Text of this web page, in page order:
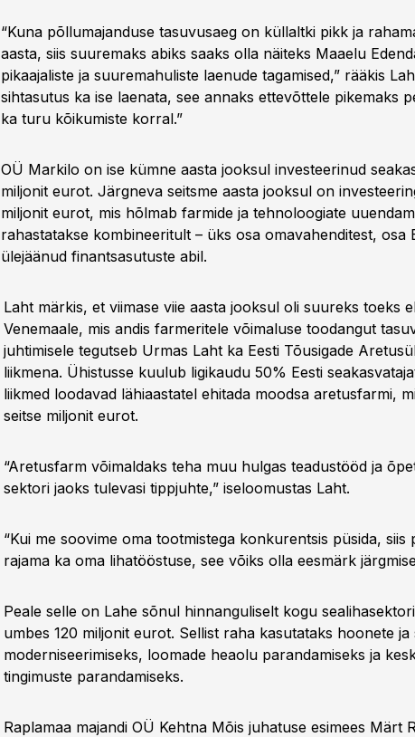
“Kuna põllumajanduse tasuvusaeg on küllaltki pikk ja
aasta, siis suuremaks abiks saaks olla näiteks Maaelu
pikaajaliste ja suuremahuliste laenude tagamised,” rääkis
sihtasutus ka ise laenata, see annaks ettevõttele pikemaks
ka turu kõikumiste korral.”
OÜ Markilo on ise kümne aasta jooksul investeerinud
miljonit ­eurot. Järgneva seitsme aasta jooksul on
miljonit eurot, mis hõlmab farmide ja tehnoloogiate
rahastatakse kombineeritult – üks osa omavahenditest, osa
ülejäänud finantsasutuste abil.
Laht märkis, et viimase viie aasta jooksul oli suureks toeks
Venemaale, mis andis farmeritele võimaluse toodangut
juhtimisele tegutseb Urmas Laht ka Eesti Tõusigade
liikmena. Ühistusse kuulub ligikaudu 50% Eesti
liikmed loodavad lähiaastatel ehitada moodsa aretusfarmi,
seitse miljonit eurot.
“Aretusfarm võimaldaks teha muu hulgas teadustööd ja
sektori jaoks tulevasi tippjuhte,” iseloomustas Laht.
“Kui me soovime oma tootmistega konkurentsis püsida, siis
rajama ka oma lihatööstuse, see võiks olla eesmärk
Peale selle on Lahe sõnul hinnanguliselt kogu
umbes 120 miljonit eurot. Sellist raha kasutataks hoonete ja
moderniseerimiseks, loomade heaolu parandamiseks ja
tingimuste parandamiseks.
Raplamaa majandi OÜ Kehtna Mõis juhatuse esimees Märt